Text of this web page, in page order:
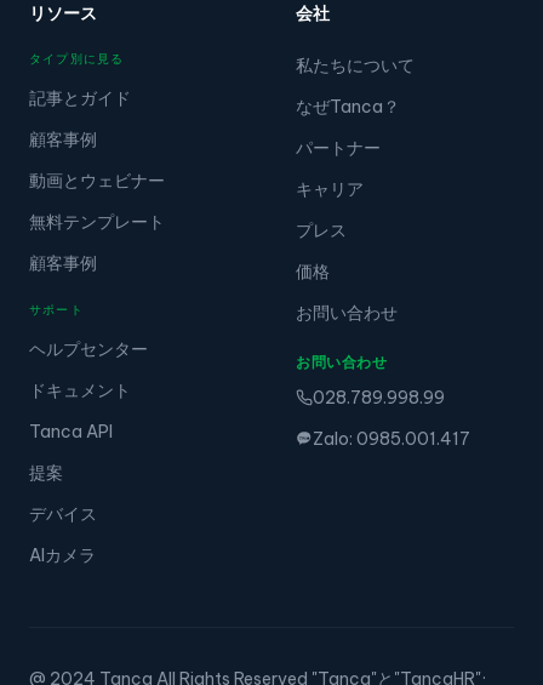
リソース
タイプ別に見る
記事とガイド
顧客事例
動画とウェビナー
無料テンプレート
顧客事例
サポート
ヘルプセンター
ドキュメント
Tanca API
提案
デバイス
AIカメラ
会社
私たちについて
なぜTanca？
パートナー
キャリア
プレス
価格
お問い合わせ
お問い合わせ
028.789.998.99
Zalo: 0985.001.417
@ 2024 Tanca All Rights Reserved "Tanca"と"TancaHR"·